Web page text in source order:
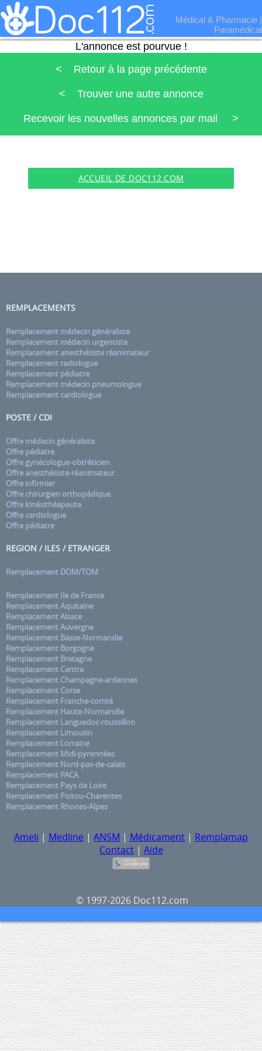
Médical & Pharmacie |
Paramédical
L'annonce est pourvue !
< Retour à la page précédente
< Trouver une autre annonce
Recevoir les nouvelles annonces par mail >
ACCUEIL DE DOC112.COM
REMPLACEMENTS
Remplacement médecin généraliste
Remplacement médecin urgentiste
Remplacement anesthésiste réanimateur
Remplacement radiologue
Remplacement pédiatre
Remplacement médecin pneumologue
Remplacement cardiologue
POSTE / CDI
Offre médecin généraliste
Offre pédiatre
Offre gynécologue-obtréticien
Offre anesthésiste-réanimateur
Offre infirmier
Offre chirurgien orthopédique
Offre kinésithéapeute
Offre cardiologue
Offre pédiatre
REGION / ILES / ETRANGER
Remplacement DOM/TOM
Remplacement Ile de France
Remplacement Aquitaine
Remplacement Alsace
Remplacement Auvergne
Remplacement Basse-Normandie
Remplacement Borgogne
Remplacement Bretagne
Remplacement Centre
Remplacement Champagne-ardennes
Remplacement Corse
Remplacement Franche-comté
Remplacement Haute-Normandie
Remplacement Languedoc-roussillon
Remplacement Limousin
Remplacement Lorraine
Remplacement Midi-pyrennées
Remplacement Nord-pas-de-calais
Remplacement PACA
Remplacement Pays de Loire
Remplacement Poitou-Charentes
Remplacement Rhones-Alpes
Ameli | Medline | ANSM | Médicament | Remplamap
Contact| Aide
© 1997-2026 Doc112.com